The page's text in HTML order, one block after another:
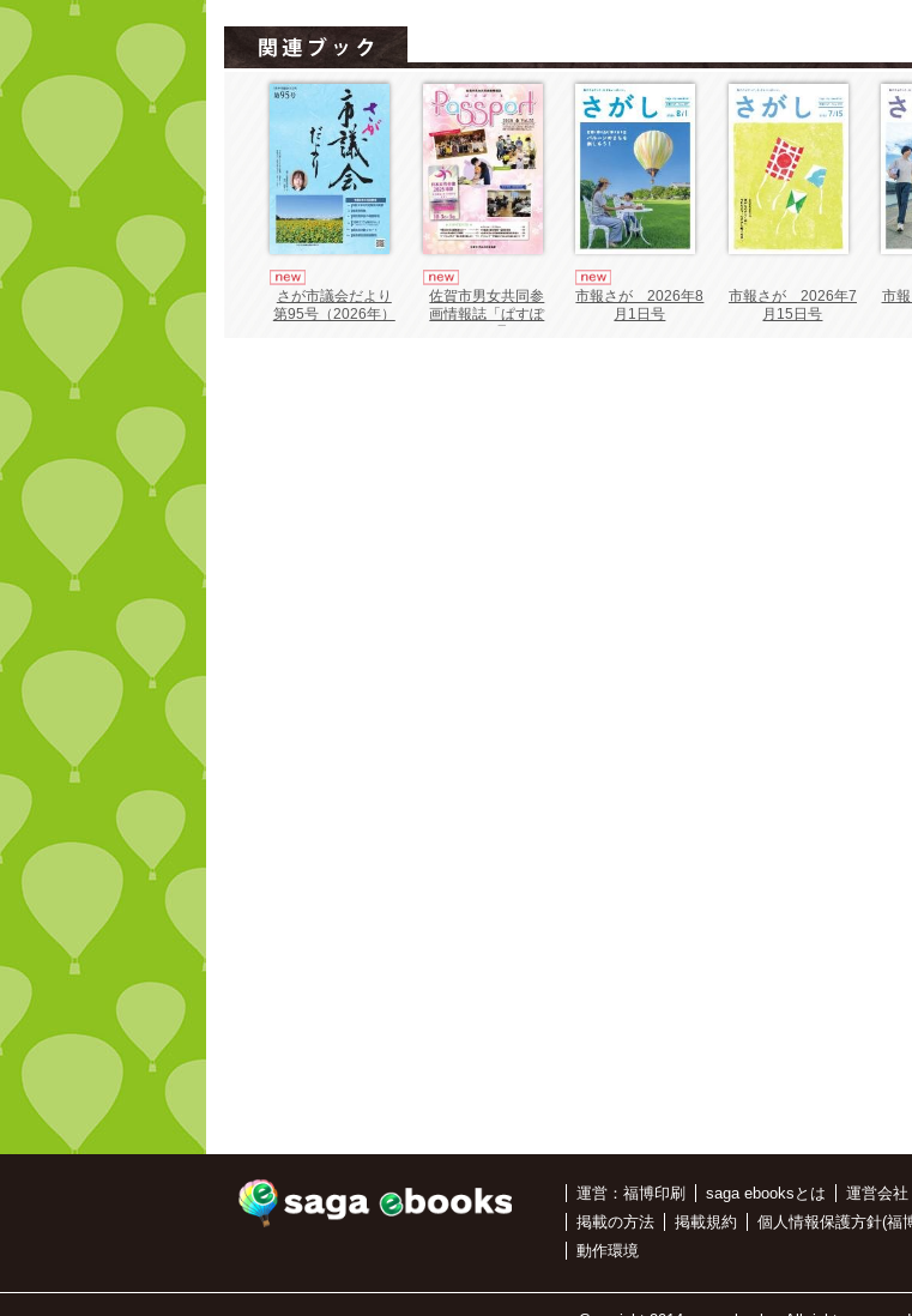
さが市議会だより
第95号（2026年）
佐賀市男女共同参
画情報誌「ぱすぽ
市報さが 2026年8
月1日号
市報さが 2026年7
月15日号
市
運営：福博印刷 saga ebooksとは 運営会社
掲載の方法
掲載規約 個人情報保護方針(福
動作環境